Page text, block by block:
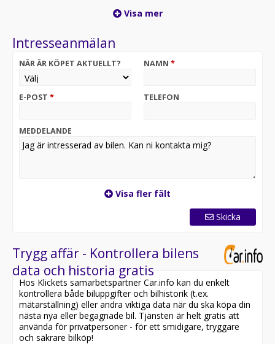
ÅLDER! FÖRMÅNLIGA FINANSIERINGS LÖSNINGAR
12-36MÅN GARANTI FÖR DIN TRYGGHET! OptimalCars i
Visa mer
Intresseanmälan
NÄR ÄR KÖPET AKTUELLT? NAMN *
E-POST * TELEFON
MEDDELANDE
Visa fler fält
Skicka
Trygg affär - Kontrollera bilens
data och historia gratis
Hos Klickets samarbetspartner Car.info kan du enkelt
kontrollera både biluppgifter och bilhistorik (t.ex.
mätarställning) eller andra viktiga data när du ska köpa din
nästa nya eller begagnade bil. Tjänsten är helt gratis att
använda för privatpersoner - för ett smidigare, tryggare
och säkrare bilköp!